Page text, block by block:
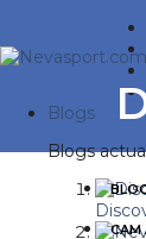
Blogs
Blogs
CAM